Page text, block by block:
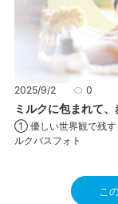
2025/9/2 0
ミルクに包まれて、
① 優しい世界観で残す
ルクバスフォト
こ